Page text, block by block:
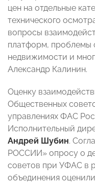
цен на отдельные
технического
вопросы
платформ, проблемы
недвижимости и
Александр Калинин.
Оценку
Общественных
управлениях ФАС
Исполнительный
Андрей Шубин.
РОССИИ» опросу о
советов при УФАС в
объединения